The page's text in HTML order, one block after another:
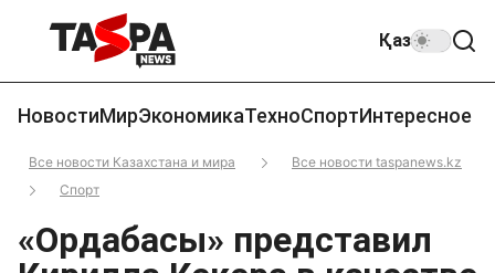
Қаз
НовостиМирЭкономикаТехноСпортИнтересное
Все новости Казахстана и мира
Все новости taspanews.kz
Спорт
«Ордабасы» представил